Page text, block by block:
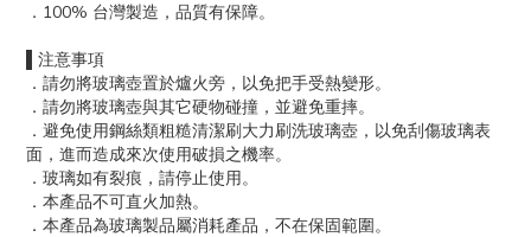
．100% 台灣製造，品質有保障。
▌注意事項
．請勿將玻璃壺置於爐火旁，以免把手受熱變形。
．請勿將玻璃壺與其它硬物碰撞，並避免重摔。
．避免使用鋼絲類粗糙清潔刷大力刷洗玻璃壺，以免刮傷玻璃表
面，進而造成來次使用破損之機率。
．玻璃如有裂痕，請停止使用。
．本產品不可直火加熱。
．本產品為玻璃製品屬消耗產品，不在保固範圍。